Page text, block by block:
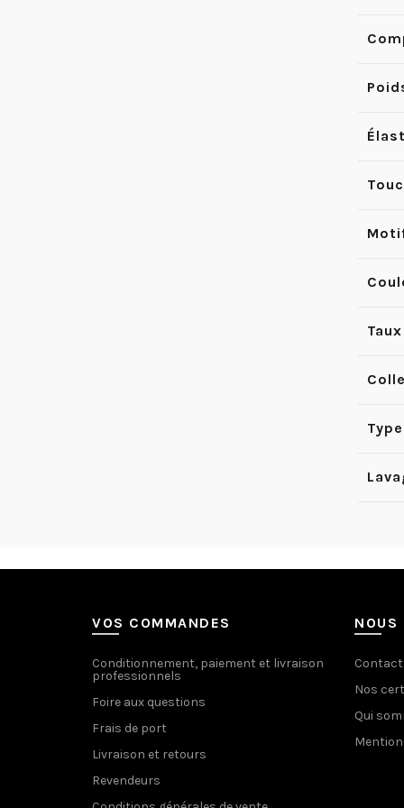
VOS COMMANDES
Conditionnement, paiement et livraison
professionnels
Foire aux questions
Frais de port
Livraison et retours
Revendeurs
NOUS
Contact
Nos
Qui